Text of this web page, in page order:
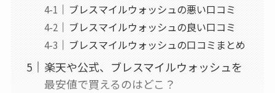
ブレスマイルウォッシュの悪い口コミ
ブレスマイルウォッシュの良い口コミ
ブレスマイルウォッシュの口コミまとめ
楽天や公式、ブレスマイルウォッシュを
最安値で買えるのはどこ？